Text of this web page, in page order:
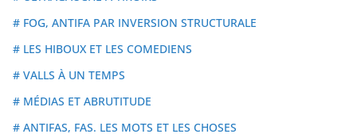
# FOG, ANTIFA PAR INVERSION STRUCTURALE
# LES HIBOUX ET LES COMEDIENS
# VALLS À UN TEMPS
# MÉDIAS ET ABRUTITUDE
# ANTIFAS, FAS. LES MOTS ET LES CHOSES